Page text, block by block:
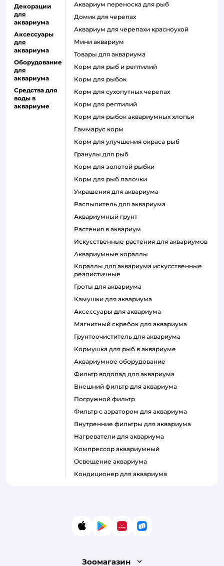
Декорации
для
аквариума
Аксессуары
для
аквариума
Оборудование
для
аквариума
Средства для
воды в
аквариуме
аквариум переноска для рыб
домик для черепах
аквариум для черепахи красноухой
мини аквариум
товары для аквариума
Корм для рыб и рептилий
корм для рыбок
корм для сухопутных черепах
корм для рептилий
корм для рыбок аквариумных хлопья
гаммарус корм
корм для улучшения окраса рыб
гранулы для рыб
корм для золотой рыбки
корм для рыб палочки
украшения для аквариума
распылитель для аквариума
аквариумный грунт
растения в аквариум
искусственные растения для аквариумов
аквариумные кораллы
кораллы для аквариума искусственные
реалистичные
гроты для аквариума
камушки для аквариума
аксессуары для аквариума
магнитный скребок для аквариума
грунтоочиститель для аквариума
кормушка для рыб в аквариуме
аквариумное оборудование
фильтр водопад для аквариума
внешний фильтр для аквариума
погружной фильтр
фильтр с аэратором для аквариума
внутренние фильтры для аквариума
нагреватели для аквариума
компрессор аквариумный
освещение аквариума
кондиционер для аквариума
App StoreGoogle Play
AppGallery
RuStore
Зоомагазин